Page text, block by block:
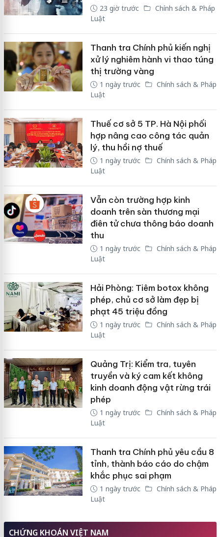
23 giờ trước
Chính sách & Pháp
Luật
Thanh tra Chính phủ kiến nghị
xử lý nghiêm hành vi thao túng
thị trường vàng
1 ngày trước
Chính sách & Pháp
Luật
Thuế cơ sở 5 TP. Hà Nội phối
hợp nâng cao công tác quản
lý, thu hồi nợ thuế
1 ngày trước
Chính sách & Pháp
Luật
Vẫn còn trường hợp kinh
doanh trên sàn thương mại
điên tử chưa thông báo doanh
thu
1 ngày trước
Chính sách & Pháp
Luật
Hải Phòng: Tiêm botox không
phép, chủ cơ sở làm đẹp bị
phạt 45 triệu đồng
1 ngày trước
Chính sách & Pháp
Luật
Quảng Trị: Kiểm tra, tuyên
truyền và ký cam kết không
kinh doanh động vật rừng trái
phép
1 ngày trước
Chính sách & Pháp
Luật
Thanh tra Chính phủ yêu cầu 8
tỉnh, thành báo cáo do chậm
khắc phục sai phạm
1 ngày trước
Chính sách & Pháp
Luật
CHỨNG KHOÁN VIỆT NAM